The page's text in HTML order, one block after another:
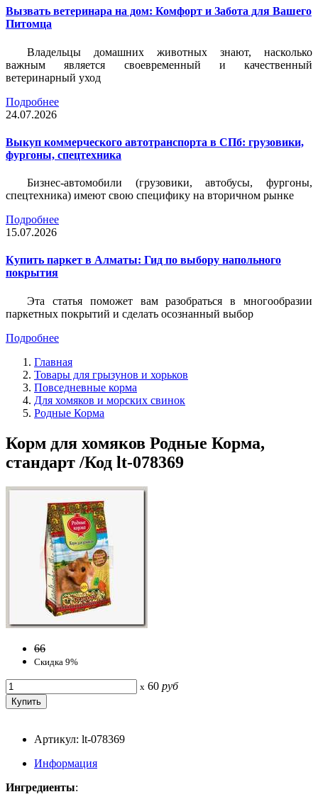
Вызвать ветеринара на дом: Комфорт и Забота для Вашего
Питомца
Владельцы домашних животных знают, насколько
важным является своевременный и качественный
ветеринарный уход
Подробнее
24.07.2026
Выкуп коммерческого автотранспорта в СПб: грузовики,
фургоны, спецтехника
Бизнес-автомобили (грузовики, автобусы, фургоны,
спецтехника) имеют свою специфику на вторичном рынке
Подробнее
15.07.2026
Купить паркет в Алматы: Гид по выбору напольного
покрытия
Эта статья поможет вам разобраться в многообразии
паркетных покрытий и сделать осознанный выбор
Подробнее
Главная
Товары для грызунов и хорьков
Повседневные корма
Для хомяков и морских свинок
Родные Корма
Корм для хомяков Родные Корма,
стандарт /Код lt-078369
66
Скидка 9%
x 60 руб
Артикул: lt-078369
Информация
Ингредиенты: